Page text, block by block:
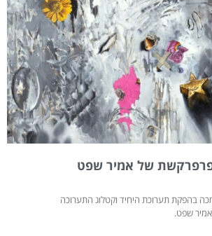
של אמיר שפט
בהפקת תערוכת היחיד וקטלוג התערוכה
שפט.